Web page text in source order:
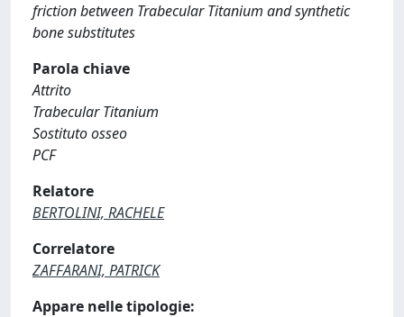
friction between Trabecular Titanium and synthetic
bone substitutes
Parola chiave
Attrito
Trabecular Titanium
Sostituto osseo
PCF
Relatore
BERTOLINI, RACHELE
Correlatore
ZAFFARANI, PATRICK
Appare nelle tipologie: